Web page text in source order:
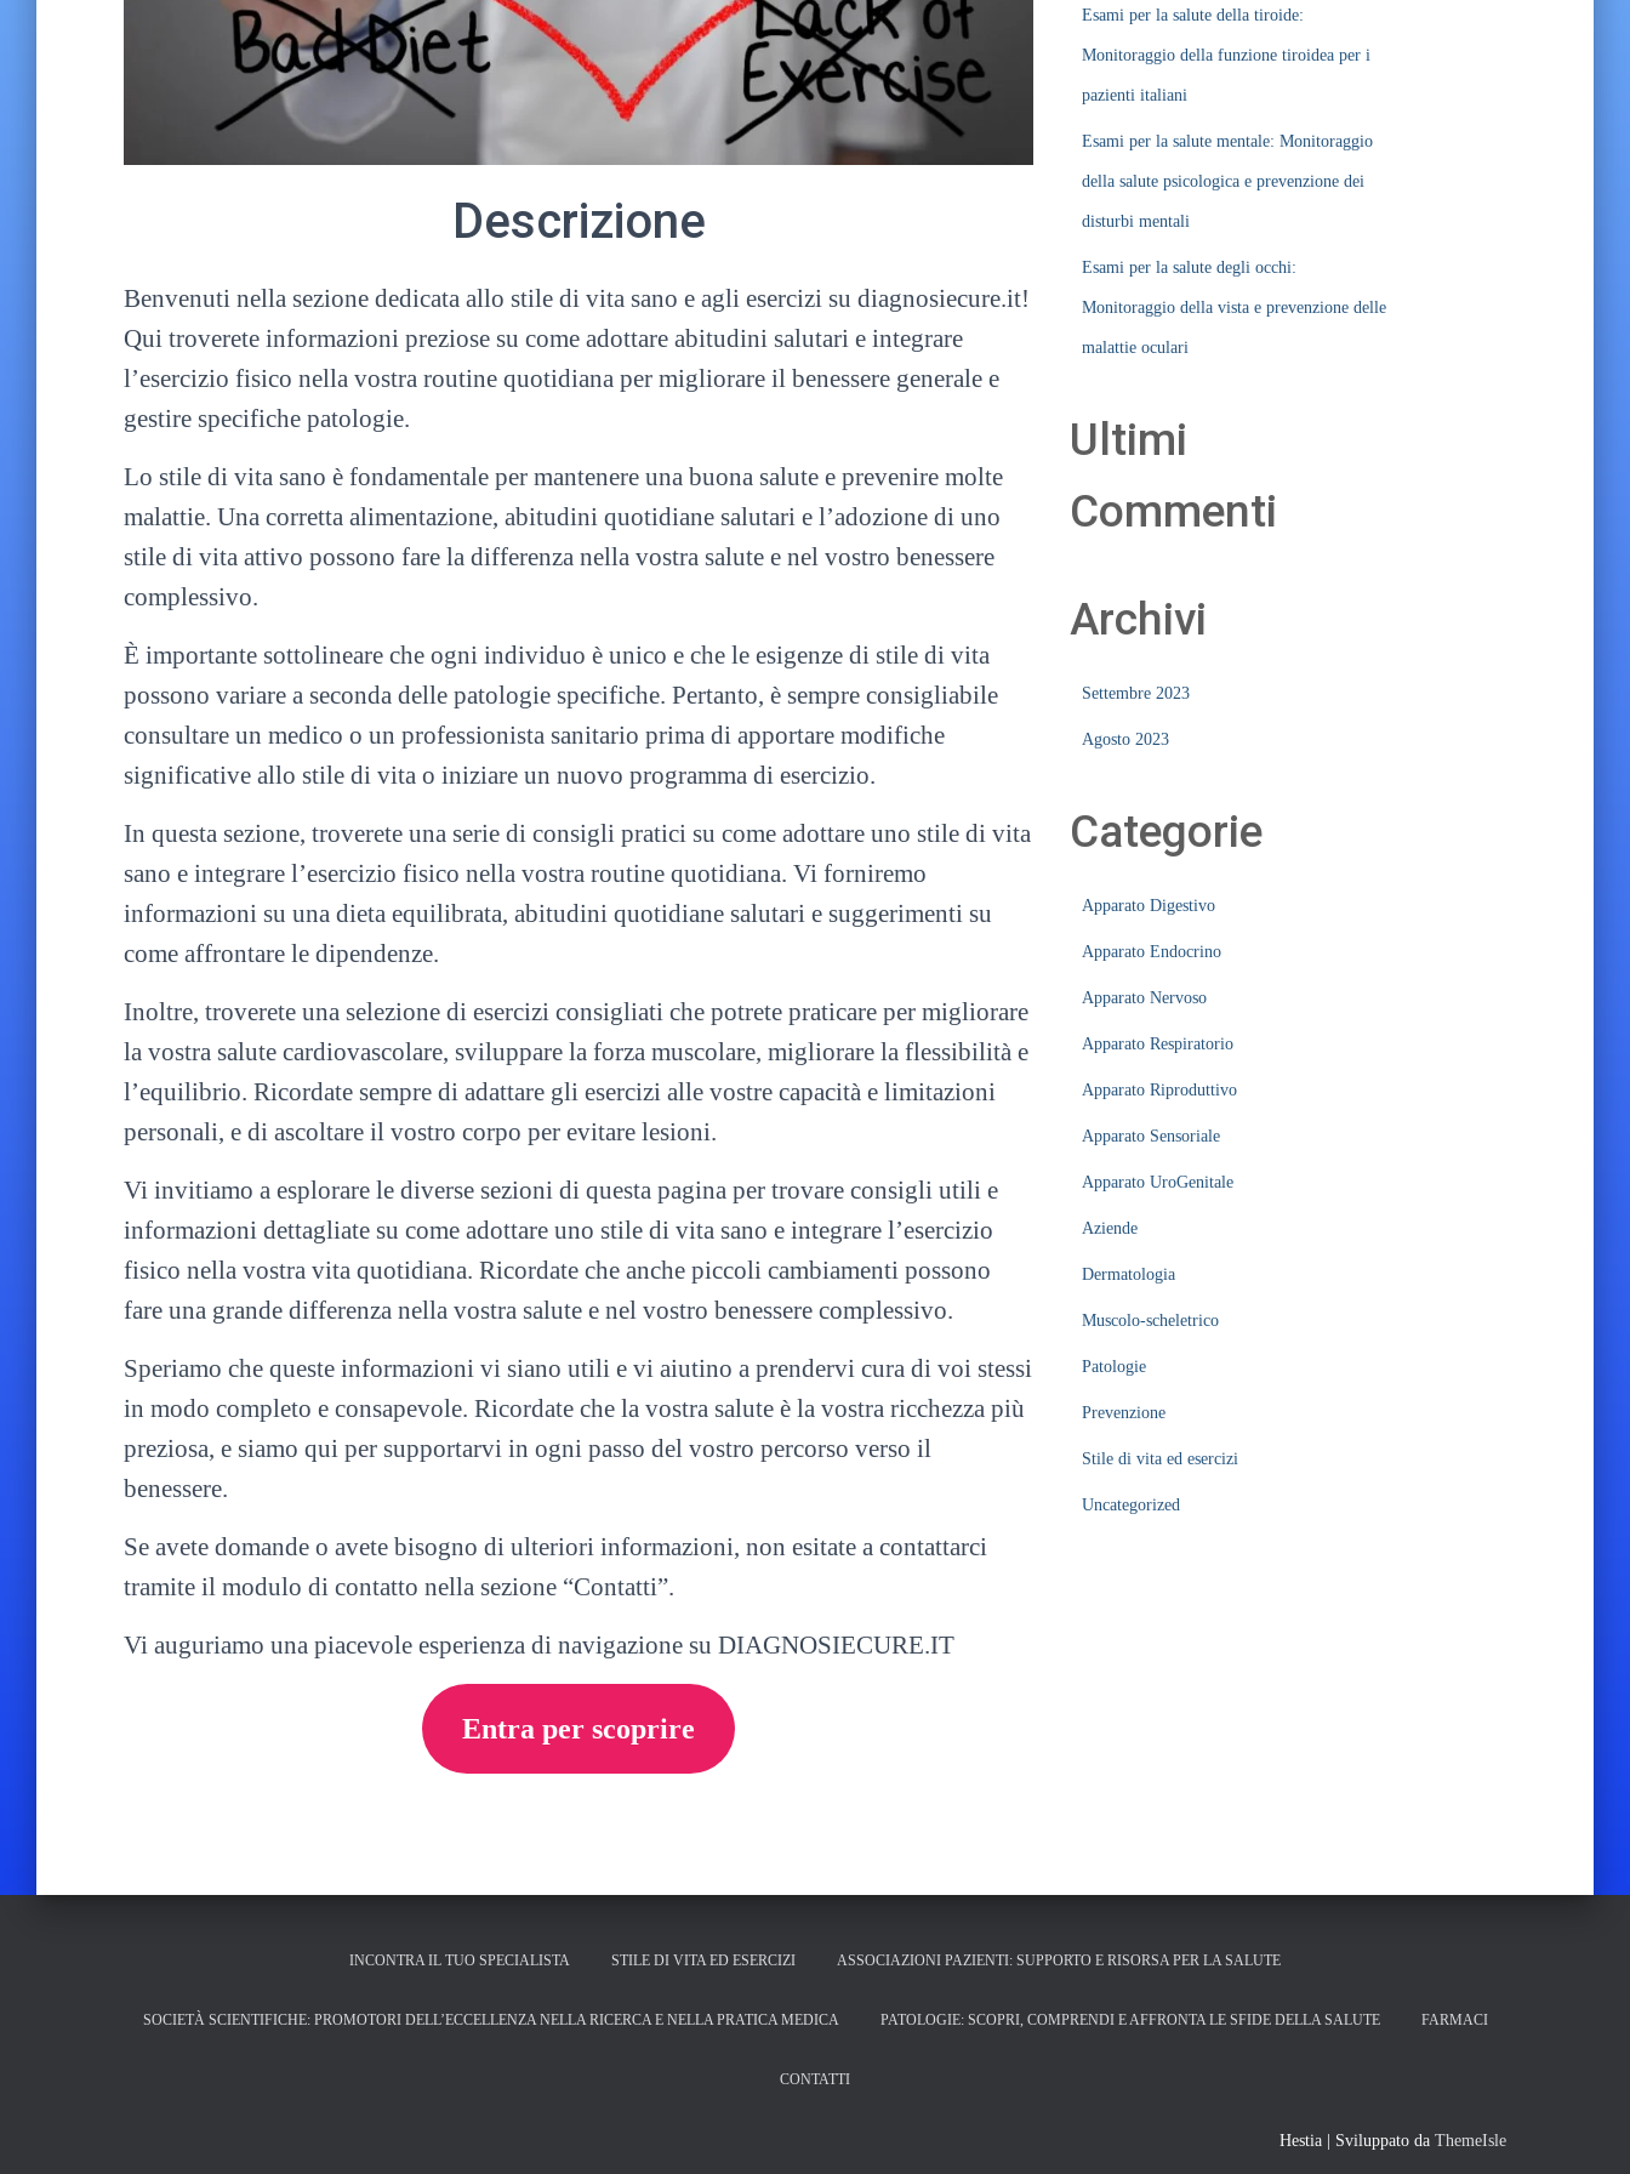
Descrizione
Benvenuti nella sezione dedicata allo stile di vita sano e agli esercizi su diagnosiecure.it!
Qui troverete informazioni preziose su come adottare abitudini salutari e integrare
l’esercizio fisico nella vostra routine quotidiana per migliorare il benessere generale e
gestire specifiche patologie.
Lo stile di vita sano è fondamentale per mantenere una buona salute e prevenire molte
malattie. Una corretta alimentazione, abitudini quotidiane salutari e l’adozione di uno
stile di vita attivo possono fare la differenza nella vostra salute e nel vostro benessere
complessivo.
È importante sottolineare che ogni individuo è unico e che le esigenze di stile di vita
possono variare a seconda delle patologie specifiche. Pertanto, è sempre consigliabile
consultare un medico o un professionista sanitario prima di apportare modifiche
significative allo stile di vita o iniziare un nuovo programma di esercizio.
In questa sezione, troverete una serie di consigli pratici su come adottare uno stile di vita
sano e integrare l’esercizio fisico nella vostra routine quotidiana. Vi forniremo
informazioni su una dieta equilibrata, abitudini quotidiane salutari e suggerimenti su
come affrontare le dipendenze.
Inoltre, troverete una selezione di esercizi consigliati che potrete praticare per migliorare
la vostra salute cardiovascolare, sviluppare la forza muscolare, migliorare la flessibilità e
l’equilibrio. Ricordate sempre di adattare gli esercizi alle vostre capacità e limitazioni
personali, e di ascoltare il vostro corpo per evitare lesioni.
Vi invitiamo a esplorare le diverse sezioni di questa pagina per trovare consigli utili e
informazioni dettagliate su come adottare uno stile di vita sano e integrare l’esercizio
fisico nella vostra vita quotidiana. Ricordate che anche piccoli cambiamenti possono
fare una grande differenza nella vostra salute e nel vostro benessere complessivo.
Speriamo che queste informazioni vi siano utili e vi aiutino a prendervi cura di voi stessi
in modo completo e consapevole. Ricordate che la vostra salute è la vostra ricchezza più
preziosa, e siamo qui per supportarvi in ogni passo del vostro percorso verso il
benessere.
Se avete domande o avete bisogno di ulteriori informazioni, non esitate a contattarci
tramite il modulo di contatto nella sezione “Contatti”.
Vi auguriamo una piacevole esperienza di navigazione su DIAGNOSIECURE.IT
Entra per scoprire
Esami per la salute della tiroide:
Monitoraggio della funzione tiroidea per i
pazienti italiani
Esami per la salute mentale: Monitoraggio
della salute psicologica e prevenzione dei
disturbi mentali
Esami per la salute degli occhi:
Monitoraggio della vista e prevenzione delle
malattie oculari
Ultimi
Commenti
Archivi
Settembre 2023
Agosto 2023
Categorie
Apparato Digestivo
Apparato Endocrino
Apparato Nervoso
Apparato Respiratorio
Apparato Riproduttivo
Apparato Sensoriale
Apparato UroGenitale
Aziende
Dermatologia
Muscolo-scheletrico
Patologie
Prevenzione
Stile di vita ed esercizi
Uncategorized
INCONTRA IL TUO SPECIALISTA STILE DI VITA ED ESERCIZI ASSOCIAZIONI PAZIENTI: SUPPORTO E RISORSA PER LA SALUTE
SOCIETÀ SCIENTIFICHE: PROMOTORI DELL’ECCELLENZA NELLA RICERCA E NELLA PRATICA MEDICA PATOLOGIE: SCOPRI, COMPRENDI E AFFRONTA LE SFIDE DELLA SALUTE FARMACI
CONTATTI
Hestia | Sviluppato da ThemeIsle